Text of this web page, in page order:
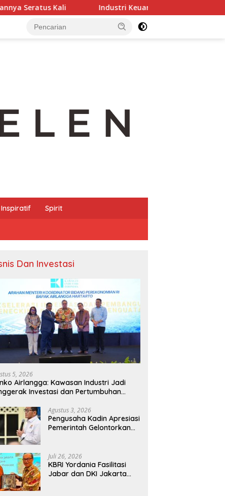
Industri Keuangan Syariah Terus Tumbuh Positif
Spirit
Dan Investasi
5, 2026
Airlangga: Kawasan Industri Jadi
Investasi dan Pertumbuhan
Agustus 3, 2026
Pengusaha Kadin Apresiasi
Pemerintah Gelontorkan
Juli 26, 2026
KBRI Yordania Fasilitasi
Jabar dan DKI Jakarta